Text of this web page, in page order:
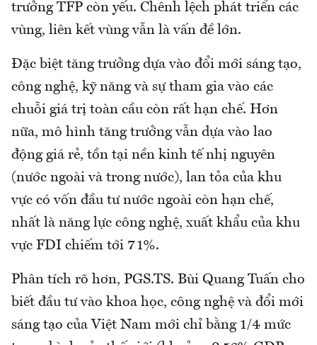
trưởng TFP còn yếu. Chênh lệch phát triển các
vùng, liên kết vùng vẫn là vấn đề lớn.
Đặc biệt tăng trưởng dựa vào đổi mới sáng tạo,
công nghệ, kỹ năng và sự tham gia vào các
chuỗi giá trị toàn cầu còn rất hạn chế. Hơn
nữa, mô hình tăng trưởng vẫn dựa vào lao
động giá rẻ, tồn tại nền kinh tế nhị nguyên
(nước ngoài và trong nước), lan tỏa của khu
vực có vốn đầu tư nước ngoài còn hạn chế,
nhất là năng lực công nghệ, xuất khẩu của khu
vực FDI chiếm tới 71%.
Phân tích rõ hơn, PGS.TS. Bùi Quang Tuấn cho
biết đầu tư vào khoa học, công nghệ và đổi mới
sáng tạo của Việt Nam mới chỉ bằng 1/4 mức